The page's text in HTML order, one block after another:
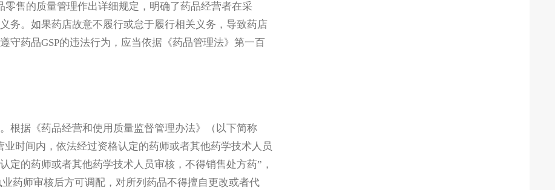
零售的质量管理作出详细规定，明确了药品经营者在采
务。如果药店故意不履行或怠于履行相关义务，导致药店
守药品GSP的违法行为，应当依据《药品管理法》第一百
根据《药品经营和使用质量监督管理办法》（以下简称
业时间内，依法经过资格认定的药师或者其他药学技术人员
定的药师或者其他药学技术人员审核，不得销售处方药”，
药师审核后方可调配，对所列药品不得擅自更改或者代